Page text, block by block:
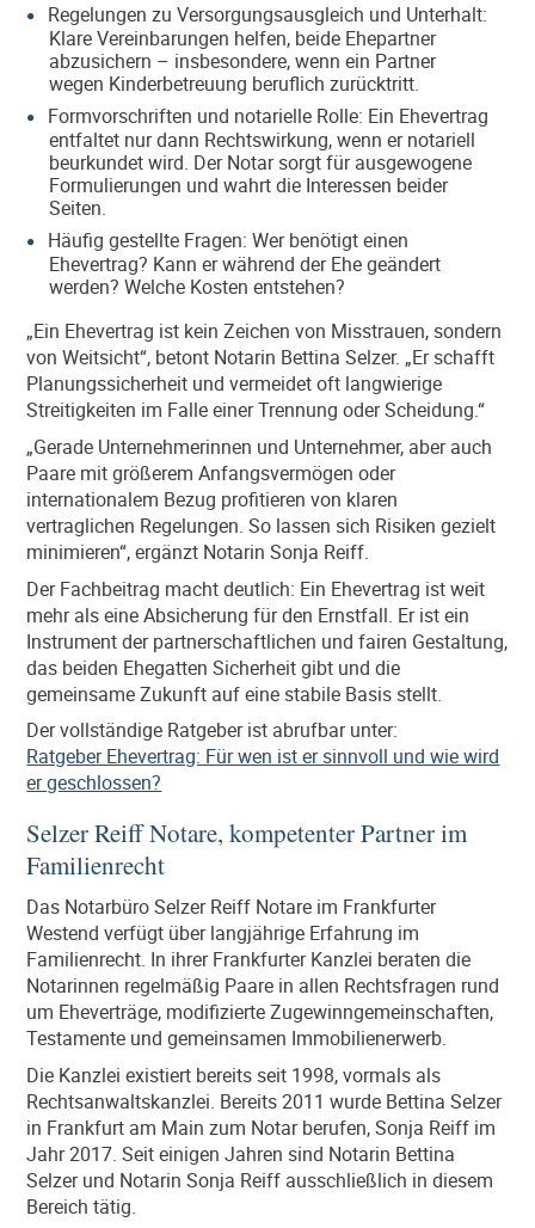
Regelungen zu Versorgungsausgleich und Unterhalt:
Klare Vereinbarungen helfen, beide Ehepartner
abzusichern – insbesondere, wenn ein Partner
wegen Kinderbetreuung beruflich zurücktritt.
Formvorschriften und notarielle Rolle: Ein Ehevertrag
entfaltet nur dann Rechtswirkung, wenn er notariell
beurkundet wird. Der Notar sorgt für ausgewogene
Formulierungen und wahrt die Interessen beider
Seiten.
Häufig gestellte Fragen: Wer benötigt einen
Ehevertrag? Kann er während der Ehe geändert
werden? Welche Kosten entstehen?
„Ein Ehevertrag ist kein Zeichen von Misstrauen, sondern
von Weitsicht“, betont Notarin Bettina Selzer. „Er schafft
Planungssicherheit und vermeidet oft langwierige
Streitigkeiten im Falle einer Trennung oder Scheidung.“
„Gerade Unternehmerinnen und Unternehmer, aber auch
Paare mit größerem Anfangsvermögen oder
internationalem Bezug profitieren von klaren
vertraglichen Regelungen. So lassen sich Risiken gezielt
minimieren“, ergänzt Notarin Sonja Reiff.
Der Fachbeitrag macht deutlich: Ein Ehevertrag ist weit
mehr als eine Absicherung für den Ernstfall. Er ist ein
Instrument der partnerschaftlichen und fairen Gestaltung,
das beiden Ehegatten Sicherheit gibt und die
gemeinsame Zukunft auf eine stabile Basis stellt.
Der vollständige Ratgeber ist abrufbar unter:
Ratgeber Ehevertrag: Für wen ist er sinnvoll und wie wird
er geschlossen?
Selzer Reiff Notare, kompetenter Partner im
Familienrecht
Das Notarbüro Selzer Reiff Notare im Frankfurter
Westend verfügt über langjährige Erfahrung im
Familienrecht. In ihrer Frankfurter Kanzlei beraten die
Notarinnen regelmäßig Paare in allen Rechtsfragen rund
um Eheverträge, modifizierte Zugewinngemeinschaften,
Testamente und gemeinsamen Immobilienerwerb.
Die Kanzlei existiert bereits seit 1998, vormals als
Rechtsanwaltskanzlei. Bereits 2011 wurde Bettina Selzer
in Frankfurt am Main zum Notar berufen, Sonja Reiff im
Jahr 2017. Seit einigen Jahren sind Notarin Bettina
Selzer und Notarin Sonja Reiff ausschließlich in diesem
Bereich tätig.